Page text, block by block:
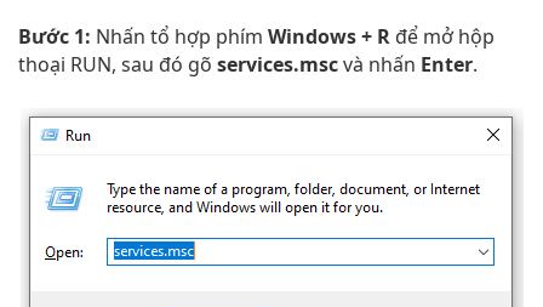
Bước 1: Nhấn tổ hợp phím Windows + R để mở hộp
thoại RUN, sau đó gõ services.mscvà nhấn Enter.